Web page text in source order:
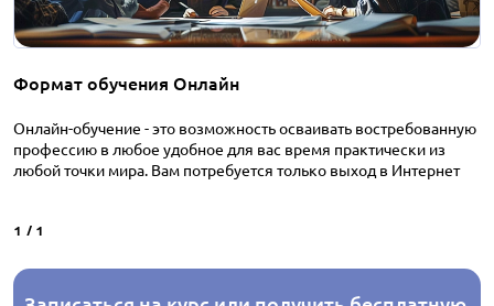
Формат обучения Онлайн
Онлайн-обучение - это возможность осваивать востребованную
профессию в любое удобное для вас время практически из
любой точки мира. Вам потребуется только выход в Интернет
1 / 1